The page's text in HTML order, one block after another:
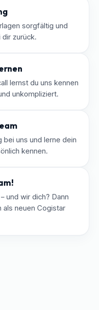
sorgfältig und
zurück.
lernst du uns kennen
unkompliziert.
bei uns und lerne dein
kennen.
und wir dich? Dann
als neuen Cogistar